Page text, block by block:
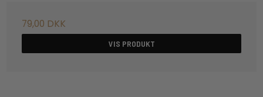
79,00 DKK
VIS PRODUKT